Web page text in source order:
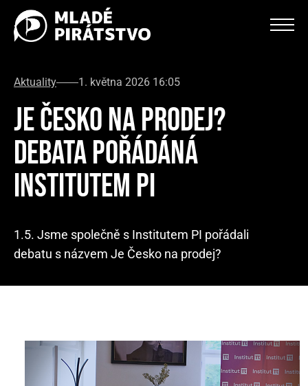
Aktuality 1. května 2026 16:05
JE ČESKO NA PRODEJ?
DEBATA POŘÁDÁNÁ
INSTITUTEM PI
1.5. Jsme společně s Institutem PI pořádali
debatu s názvem Je Česko na prodej?